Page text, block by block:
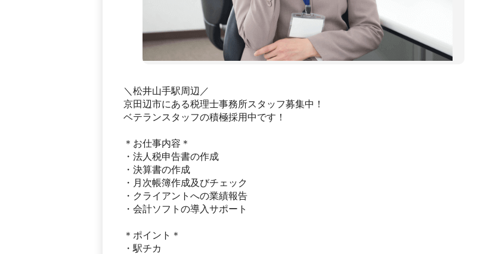
＼松井山手駅周辺／
京田辺市にある税理士事務所スタッフ募集中！
ベテランスタッフの積極採用中です！
＊お仕事内容＊
・法人税申告書の作成
・決算書の作成
・月次帳簿作成及びチェック
・クライアントへの業績報告
・会計ソフトの導入サポート
＊ポイント＊
・駅チカ